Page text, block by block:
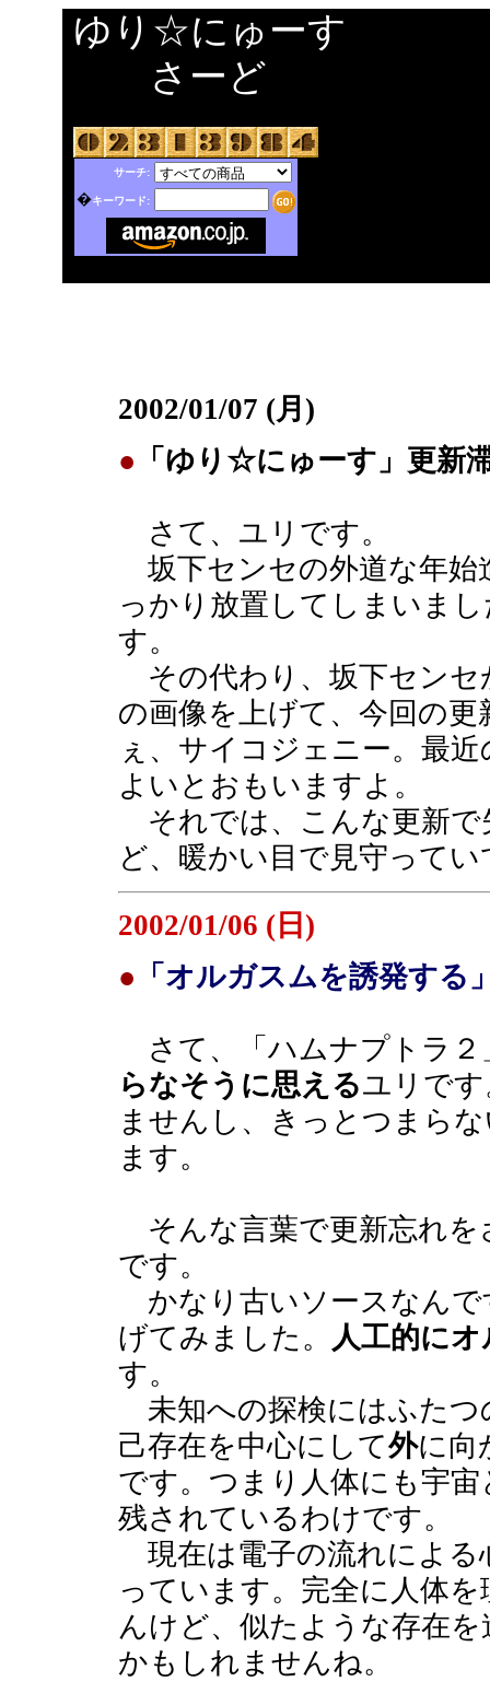
ゆり☆にゅーす
さーど
サーチ:
�キーワード:
2002/01/07 (月)
● 「ゆり☆にゅーす」更新
さて、ユリです。
坂下センセの外道な年始
っかり放置してしまいま
す。
その代わり、坂下センセ
の画像を上げて、今回の
ぇ、サイコジェニー。最
よいとおもいますよ。
それでは、こんな更新で
ど、暖かい目で見守って
2002/01/06 (日)
● 「オルガスムを誘発す
さて、「ハムナプトラ２
らなそうに思えるユリで
ませんし、きっとつまら
ます。
そんな言葉で更新忘れを
です。
かなり古いソースなんで
げてみました。
人工的に
す。
未知への探検にはふたつ
己存在を中心にして外に向
です。つまり人体にも宇
残されているわけです。
現在は電子の流れによる
っています。完全に人体
んけど、似たような存在
かもしれませんね。